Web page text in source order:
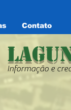
Contato
Informação e